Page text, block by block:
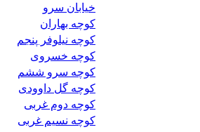
خیابان سرو
کوچه بهاران
کوچه نیلوفر پنجم
کوچه خسروی
کوچه سرو ششم
کوچه گل داوودی
کوچه دوم غربی
کوچه نسیم غربی